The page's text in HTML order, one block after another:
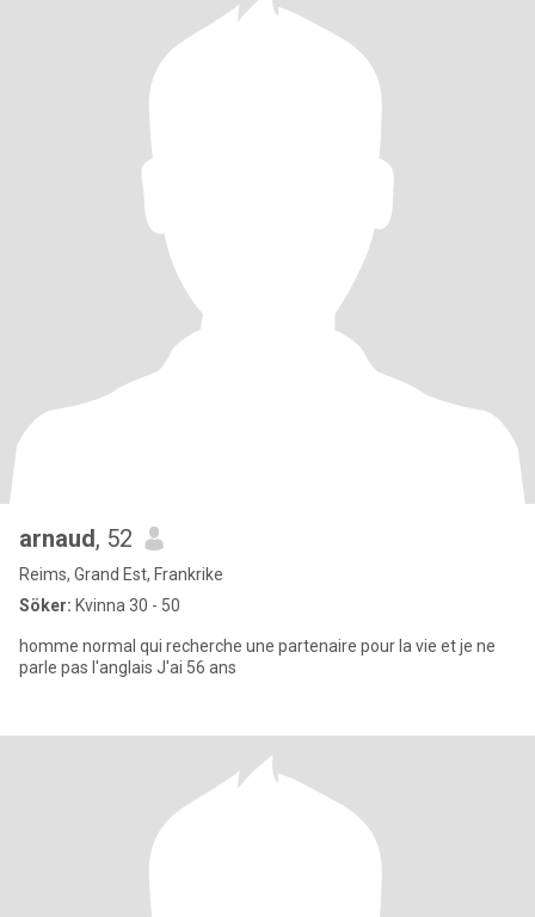
arnaud, 52
Reims, Grand Est, Frankrike
Söker: Kvinna 30 - 50
homme normal qui recherche une partenaire pour la vie et je ne
parle pas l'anglais J'ai 56 ans